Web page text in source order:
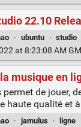
22.10
· ubuntu · studio
at 8:23:08 AM
musique en
de jouer,
haute qualité et
· jamulus · ligne